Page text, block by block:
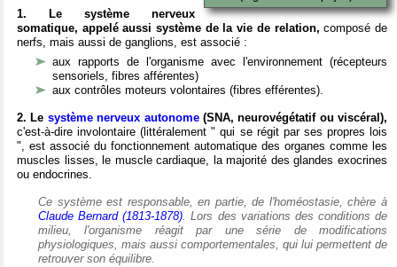
1. Le système nerveux
somatique, appelé aussi système de la vie de relation, composé de
nerfs, mais aussi de ganglions, est associé :
aux rapports de l'organisme avec l'environnement (récepteurs
sensoriels, fibres afférentes)
aux contrôles moteurs volontaires (fibres efférentes).
2. Le système nerveux autonome(SNA, neurovégétatif ou viscéral),
c'est-à-dire involontaire (littéralement " qui se régit par ses propres lois
", est associé du fonctionnement automatique des organes comme les
muscles lisses, le muscle cardiaque, la majorité des glandes exocrines
ou endocrines.
Ce système est responsable, en partie, de l'homéostasie, chère à
Claude Bernard (1813-1878). Lors des variations des conditions de
milieu, l'organisme réagit par une série de modifications
physiologiques, mais aussi comportementales, qui lui permettent de
retrouver son équilibre.